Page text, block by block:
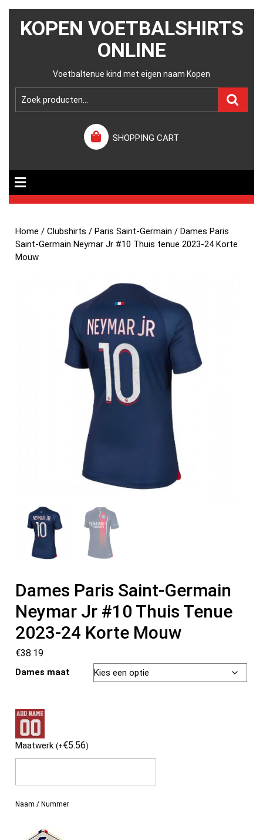
KOPEN VOETBALSHIRTS
ONLINE
Voetbaltenue kind met eigen naam Kopen
SHOPPING CART
Home /Clubshirts /Paris Saint-Germain / Dames Paris
Saint-Germain Neymar Jr #10 Thuis tenue 2023-24 Korte
Mouw
Dames Paris Saint-Germain
Neymar Jr #10 Thuis Tenue
2023-24 Korte Mouw
€38.19
Dames maat
Maatwerk(+€5.56)
Naam / Nummer